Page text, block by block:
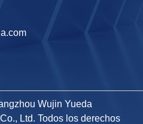
Wujin Yueda
Ltd. Todos los derechos